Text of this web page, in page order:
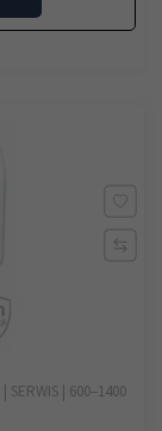
SERWIS | 600–1400